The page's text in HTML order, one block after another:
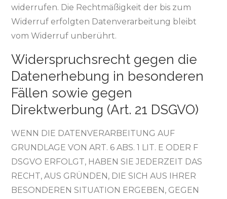
widerrufen. Die Rechtmäßigkeit der bis zum
Widerruf erfolgten Datenverarbeitung bleibt
vom Widerruf unberührt.
Widerspruchsrecht gegen die
Datenerhebung in besonderen
Fällen sowie gegen
Direktwerbung (Art. 21 DSGVO)
WENN DIE DATENVERARBEITUNG AUF
GRUNDLAGE VON ART. 6 ABS. 1 LIT. E ODER F
DSGVO ERFOLGT, HABEN SIE JEDERZEIT DAS
RECHT, AUS GRÜNDEN, DIE SICH AUS IHRER
BESONDEREN SITUATION ERGEBEN, GEGEN